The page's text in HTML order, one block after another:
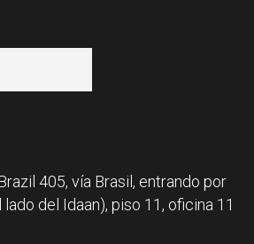
405, vía Brasil, entrando por
lado del Idaan), piso 11, oficina 11